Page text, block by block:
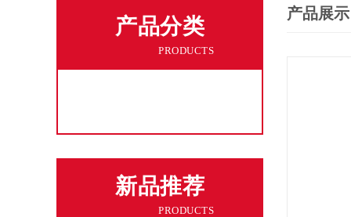
产品分类
PRODUCTS
新品推荐
PRODUCTS
产品展示